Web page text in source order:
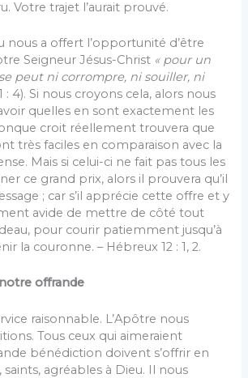
Votre trajet l’aurait prouvé.
nous a offert l’opportunité d’être
Seigneur Jésus-Christ « pour un
peut ni corrompre, ni souiller, ni
: 4). Si nous croyons cela, alors nous
quelles en sont exactement les
croit réellement trouvera que
très faciles en comparaison avec la
Mais si celui-ci ne fait pas tous les
ce grand prix, alors il prouvera qu’il
; car s’il apprécie cette offre et y
avide de mettre de côté tout
pour courir patiemment jusqu’à
la couronne. – Hébreux 12 : 1, 2.
offrande
raisonnable. L’Apôtre nous
Tous ceux qui aimeraient
bénédiction doivent s’offrir en
saints, agréables à Dieu. Il nous